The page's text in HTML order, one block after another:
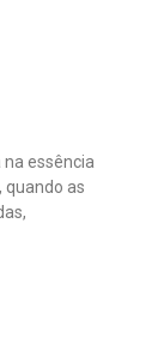
essência
quando as